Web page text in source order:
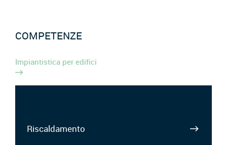
COMPETENZE
Impiantistica per edifici
Riscaldamento